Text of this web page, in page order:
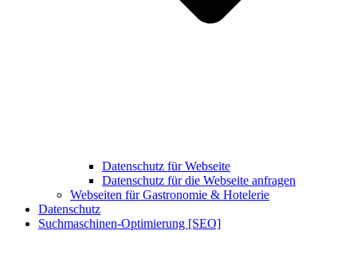
Datenschutz für Webseite
Datenschutz für die Webseite anfragen
Webseiten für Gastronomie & Hotelerie
Datenschutz
Suchmaschinen-Optimierung [SEO]